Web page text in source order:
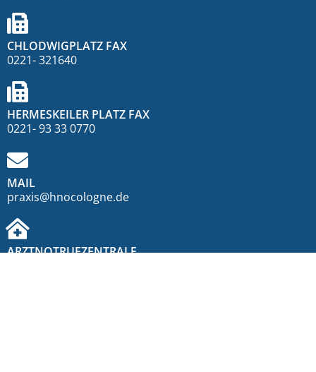
CHLODWIGPLATZ FAX
0221- 321640
HERMESKEILER PLATZ FAX
0221- 93 33 0770
MAIL
praxis@hnocologne.de
ARZTNOTRUFZENTRALE